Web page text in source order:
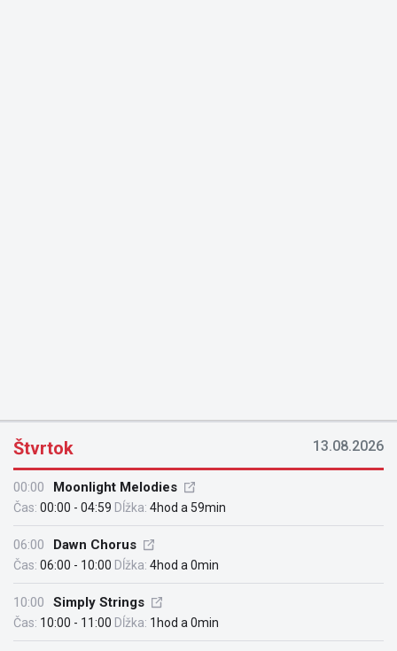
Štvrtok 13.08.2026
00:00 Moonlight Melodies
Čas: 00:00 - 04:59 Dĺžka: 4hod a 59min
06:00 Dawn Chorus
Čas: 06:00 - 10:00 Dĺžka: 4hod a 0min
10:00 Simply Strings
Čas: 10:00 - 11:00 Dĺžka: 1hod a 0min